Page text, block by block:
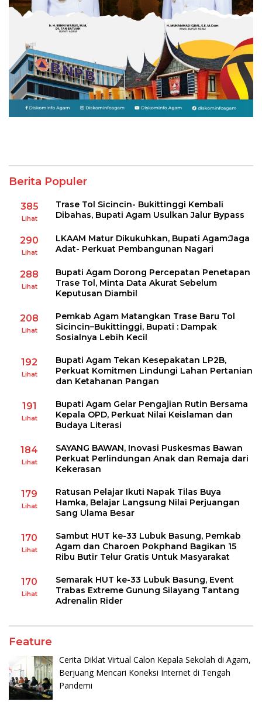
Berita Populer
385
Lihat
Trase Tol Sicincin- Bukittinggi Kembali
Dibahas, Bupati Agam Usulkan Jalur Bypass
290
Lihat
LKAAM Matur Dikukuhkan, Bupati Agam:Jaga
Adat- Perkuat Pembangunan Nagari
288
Lihat
Bupati Agam Dorong Percepatan Penetapan
Trase Tol, Minta Data Akurat Sebelum
Keputusan Diambil
208
Lihat
Pemkab Agam Matangkan Trase Baru Tol
Sicincin–Bukittinggi, Bupati : Dampak
Sosialnya Lebih Kecil
192
Lihat
Bupati Agam Tekan Kesepakatan LP2B,
Perkuat Komitmen Lindungi Lahan Pertanian
dan Ketahanan Pangan
191
Lihat
Bupati Agam Gelar Pengajian Rutin Bersama
Kepala OPD, Perkuat Nilai Keislaman dan
Budaya Literasi
184
Lihat
SAYANG BAWAN, Inovasi Puskesmas Bawan
Perkuat Perlindungan Anak dan Remaja dari
Kekerasan
179
Lihat
Ratusan Pelajar Ikuti Napak Tilas Buya
Hamka, Belajar Langsung Nilai Perjuangan
Sang Ulama Besar
170
Lihat
Sambut HUT ke-33 Lubuk Basung, Pemkab
Agam dan Charoen Pokphand Bagikan 15
Ribu Butir Telur Gratis Untuk Masyarakat
170
Lihat
Semarak HUT ke-33 Lubuk Basung, Event
Trabas Extreme Gunung Silayang Tantang
Adrenalin Rider
Feature
Cerita Diklat Virtual Calon Kepala Sekolah di Agam,
Berjuang Mencari Koneksi Internet di Tengah
Pandemi